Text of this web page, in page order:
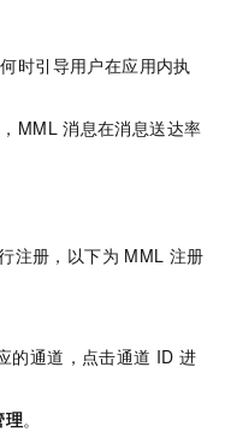
时引导用户在应用内执
MML 消息在消息送达率
注册，以下为 MML 注册
的通道，点击通道 ID 进
理。